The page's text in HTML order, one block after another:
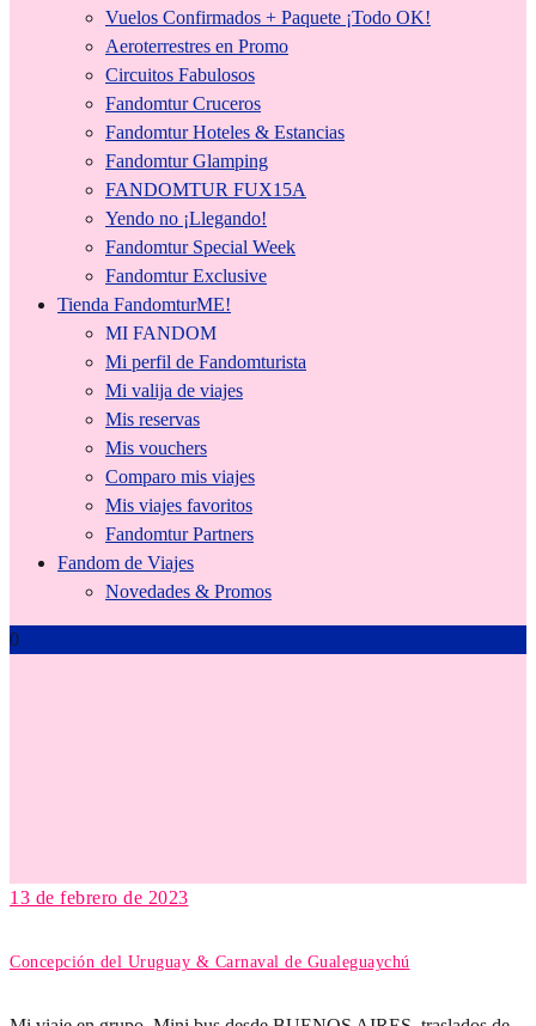
Vuelos Confirmados + Paquete ¡Todo OK!
Aeroterrestres en Promo
Circuitos Fabulosos
Fandomtur Cruceros
Fandomtur Hoteles & Estancias
Fandomtur Glamping
FANDOMTUR FUX15A
Yendo no ¡Llegando!
Fandomtur Special Week
Fandomtur Exclusive
Tienda FandomturME!
MI FANDOM
Mi perfil de Fandomturista
Mi valija de viajes
Mis reservas
Mis vouchers
Comparo mis viajes
Mis viajes favoritos
Fandomtur Partners
Fandom de Viajes
Novedades & Promos
0
13 de febrero de 2023
Concepción del Uruguay & Carnaval de Gualeguaychú